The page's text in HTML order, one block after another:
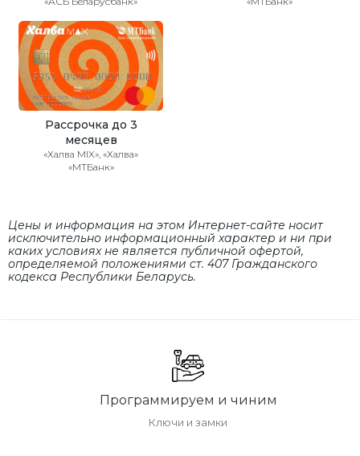
Рассрочка до 3
месяцев
«Халва MIX», «Халва»
«МТБанк»
Цены и информация на этом Интернет-сайте носит
исключительно информационный характер и ни при
каких условиях не является публичной офертой,
определяемой положениями cт. 407 Гражданского
кодекса Республики Беларусь.
Программируем и чиним
Ключи и замки